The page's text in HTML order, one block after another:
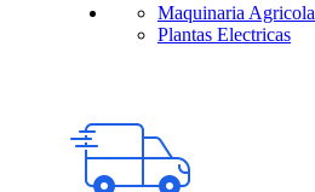
Maquinaria Agricola
Plantas Electricas